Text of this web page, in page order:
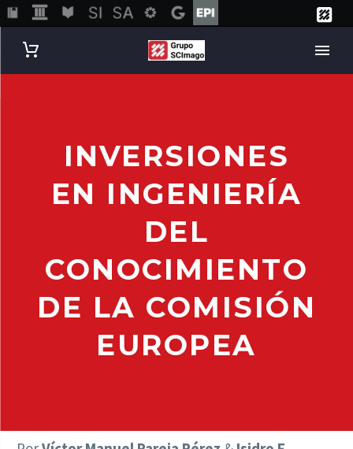
INVERSIONES
EN INGENIERÍA
DEL
CONOCIMIENTO
DE LA COMISIÓN
EUROPEA